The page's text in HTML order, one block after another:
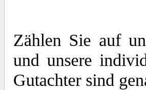
Zählen Sie auf
und unsere
Gutachter sind